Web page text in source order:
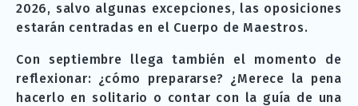
2026, salvo algunas excepciones, las oposiciones
estarán centradas en el Cuerpo de Maestros.
Con septiembre llega también el momento de
reflexionar: ¿cómo prepararse? ¿Merece la pena
hacerlo en solitario o contar con la guía de una